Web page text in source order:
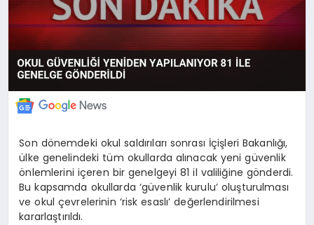
TEKNOLOJI
Son dönemdeki okul saldırıları sonrası İçişleri Bakanlığı,
ülke genelindeki tüm okullarda alınacak yeni güvenlik
önlemlerini içeren bir genelgeyi 81 il valiliğine gönderdi.
Bu kapsamda okullarda ‘güvenlik kurulu’ oluşturulması
ve okul çevrelerinin ‘risk esaslı’ değerlendirilmesi
kararlaştırıldı.